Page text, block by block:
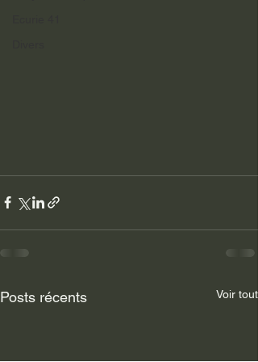
Posts récents Voir tout